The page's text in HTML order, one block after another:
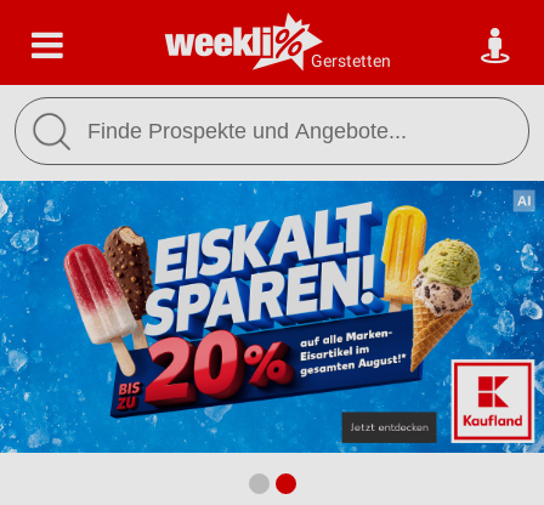
Gerstetten